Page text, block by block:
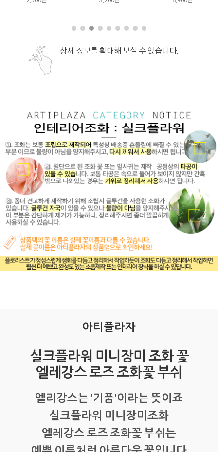
상세 정보를 확대해 보실 수 있습니다.
아티플라자
실크플라워 미니장미 조화 꽃
엘레강스 로즈 조화꽃 부쉬
엘리강스는 '기품'이라는 뜻이죠
실크플라워 미니장미조화
엘레강스 로즈 조화꽃 부쉬는